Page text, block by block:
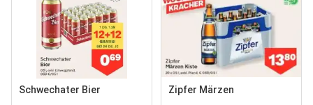
Schwechater Bier Zipfer Märzen